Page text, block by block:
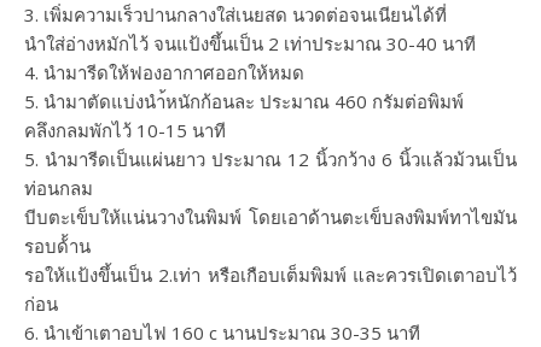
3. เพิ่มความเร็วปานกลางใส่เนยสด นวดต่อจนเนียนได้ที่
นำใส่อ่างหมักไว้ จนแป้งขึ้นเป็น 2 เท่าประมาณ 30-40 นาที
4. นำมารีดให้ฟองอากาศออกให้หมด
5. นำมาตัดแบ่งนำ้หนักก้อนละ ประมาณ 460 กรัมต่อพิมพ์
คลึงกลมพักไว้ 10-15 นาที
5. นำมารีดเป็นแผ่นยาว ประมาณ 12 นิ้วกว้าง 6 นิ้วแล้วม้วนเป็น
ท่อนกลม
บีบตะเข็บให้แน่นวางในพิมพ์ โดยเอาด้านตะเข็บลงพิมพ์ทาไขมัน
รอบด้้าน
รอให้แป้งขึ้นเป็น 2.เท่า หรือเกือบเต็มพิมพ์ และควรเปิดเตาอบไว้
ก่อน
6. นำเข้าเตาอบไฟ 160 c นานประมาณ 30-35 นาที